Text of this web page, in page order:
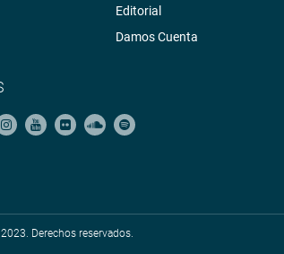
Editorial
Damos Cuenta
Derechos reservados.